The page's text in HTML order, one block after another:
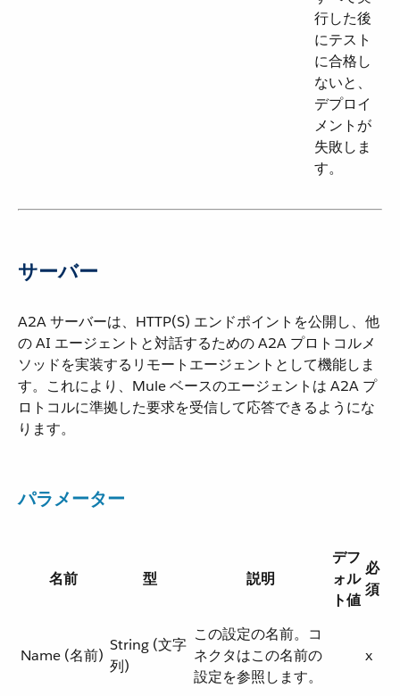
行した後
にテスト
に合格し
ないと、
デプロイ
メントが
失敗しま
す。
サーバー
A2A サーバーは、HTTP(S) エンドポイントを公開し、他
の AI エージェントと対話するための A2A プロトコルメ
ソッドを実装するリモートエージェントとして機能しま
す。これにより、Mule ベースのエージェントは A2A プ
ロトコルに準拠した要求を受信して​​応答できるようにな
ります。
パラメーター
名前 型 説明
デフ
ォル
ト値
必
須
Name (名前)
String (文字
列)
この設定の名前。コ
ネクタはこの名前の
設定を参照します。
x